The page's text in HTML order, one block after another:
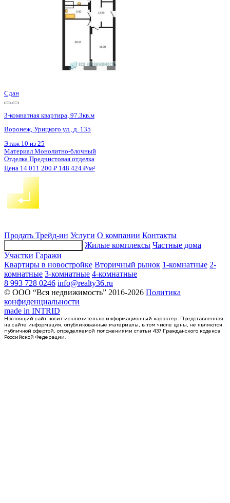
Сдан
3-комнатная квартира, 97.2кв.м
Воронеж, Урицкого ул., д. 135
Этаж 14 из 25
Материал
Продать Трейд-ин Услуги О компании Контакты
Жилые комплексы Частные дома
Участки Гаражи
Квартиры в новостройке Вторичный рынок 1-комнатные 2-
комнатные 3-комнатные 4-комнатные
8 993 728 0246 info@realty36.ru
© ООО “Вся недвижимость” 2016-2026 Политика
конфиденциальности
made in INTRID
Настоящий сайт носит исключительно информационный характер. Представленная
на сайте информация, опубликованные материалы, в том числе цены, не являются
публичной офертой, определяемой положениями статьи 437 Гражданского кодекса
Российской Федерации.